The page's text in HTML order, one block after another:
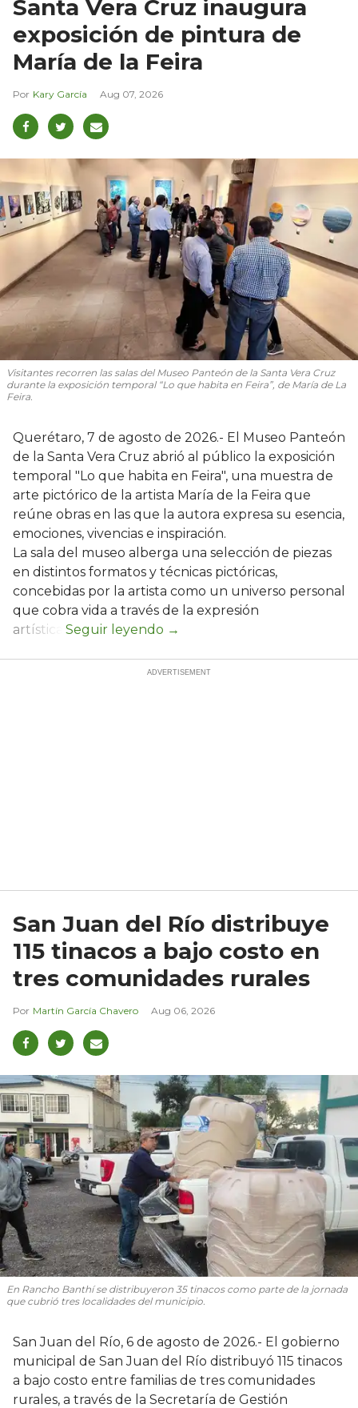
Santa Vera Cruz inaugura
exposición de pintura de
María de la Feira
Kary García Aug 07, 2026
Visitantes recorren las salas del Museo Panteón de la Santa Vera Cruz
durante la exposición temporal “Lo que habita en Feira”, de María de La
Feira.
Querétaro, 7 de agosto de 2026.- El Museo Panteón
de la Santa Vera Cruz abrió al público la exposición
temporal "Lo que habita en Feira", una muestra de
arte pictórico de la artista María de la Feira que
reúne obras en las que la autora expresa su esencia,
emociones, vivencias e inspiración.
La sala del museo alberga una selección de piezas
en distintos formatos y técnicas pictóricas,
concebidas por la artista como un universo personal
que cobra vida a través de la expresión
artística.
San Juan del Río distribuye
115 tinacos a bajo costo en
tres comunidades rurales
Martín García Chavero Aug 06, 2026
En Rancho Banthí se distribuyeron 35 tinacos como parte de la jornada
que cubrió tres localidades del municipio.
San Juan del Río, 6 de agosto de 2026.- El gobierno
municipal de San Juan del Río distribuyó 115 tinacos
a bajo costo entre familias de tres comunidades
rurales, a través de la Secretaría de Gestión